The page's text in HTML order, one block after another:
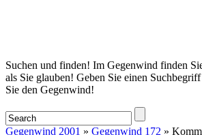
Startseite
Suchen und finden! Im Gegenwind finden
als Sie glauben! Geben Sie einen
Sie den Gegenwind!
Gegenwind 2001 » Gegenwind 172 »